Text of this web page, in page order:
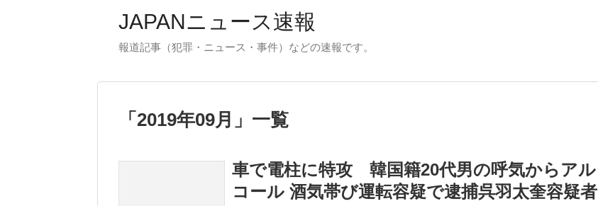
JAPANニュース速報
報道記事（犯罪・ニュース・事件）などの速報です。
「 2019年09月 」 一覧
車で電柱に特攻 韓国籍20代男の呼気からアル
コール 酒気帯び運転容疑で逮捕呉羽太奎容疑者